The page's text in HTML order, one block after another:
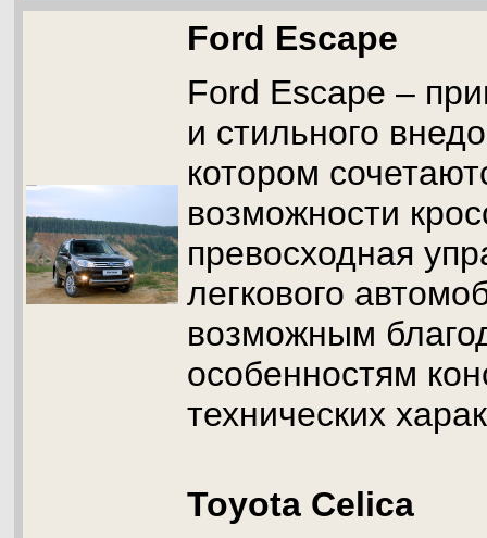
Ford Escape
Ford Escape –
и стильного
котором
возможности
превосходная
легкового
возможным
особенностям
технических
Toyota Celica